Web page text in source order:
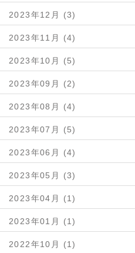
2023年12月 (3)
2023年11月 (4)
2023年10月 (5)
2023年09月 (2)
2023年08月 (4)
2023年07月 (5)
2023年06月 (4)
2023年05月 (3)
2023年04月 (1)
2023年01月 (1)
2022年10月 (1)